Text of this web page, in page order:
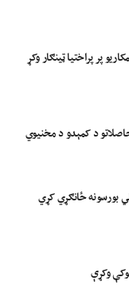
پر پراختیا ټینګار وکړ
د کمېدو د مخنیوي
بورسونه ځانګړي کړي
وکړې